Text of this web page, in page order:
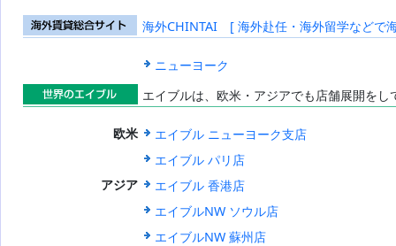
海外賃貸総合
海外CHINTAI [ 海外赴任・海外留学などで
ニューヨーク
世界のエイブ
エイブルは、欧米・アジアでも店舗展開を
欧米
エイブル ニューヨーク支店
エイブル パリ店
アジア
エイブル 香港店
エイブルNW ソウル店
エイブルNW 蘇州店